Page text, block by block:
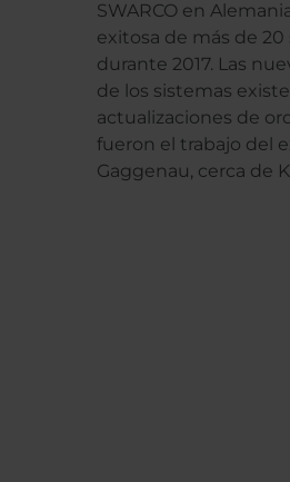
SWARCO en
exitosa de más de
durante 2017. Las
de los sistemas
actualizaciones de
fueron el trabajo del
Gaggenau, cerca de